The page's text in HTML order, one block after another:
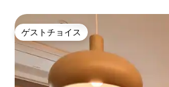
シャル/無料OTT
ゲストチョイス
ゲストチョイス